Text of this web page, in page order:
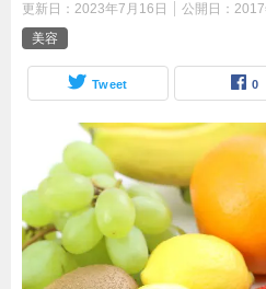
更新日： 2023年7月16日 公開日： 2017
美容
Tweet 0